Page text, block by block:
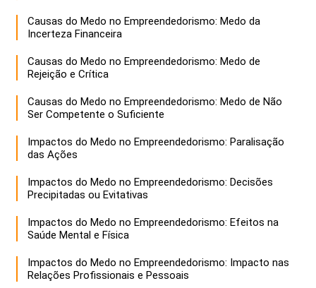
Causas do Medo no Empreendedorismo: Medo da
Incerteza Financeira
Causas do Medo no Empreendedorismo: Medo de
Rejeição e Crítica
Causas do Medo no Empreendedorismo: Medo de Não
Ser Competente o Suficiente
Impactos do Medo no Empreendedorismo: Paralisação
das Ações
Impactos do Medo no Empreendedorismo: Decisões
Precipitadas ou Evitativas
Impactos do Medo no Empreendedorismo: Efeitos na
Saúde Mental e Física
Impactos do Medo no Empreendedorismo: Impacto nas
Relações Profissionais e Pessoais